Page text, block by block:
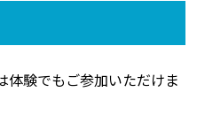
体験でもご参加いただけま